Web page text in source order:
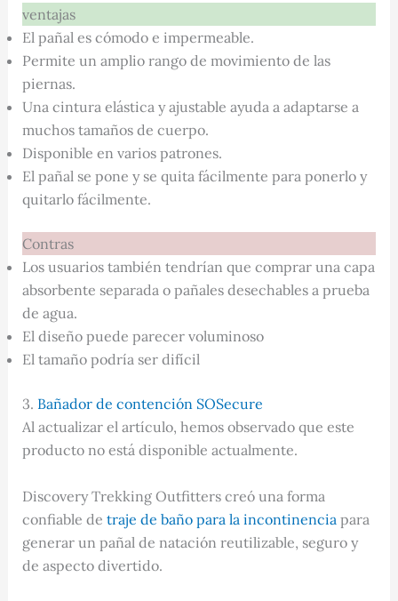
ventajas
El pañal es cómodo e impermeable.
Permite un amplio rango de movimiento de las
piernas.
Una cintura elástica y ajustable ayuda a adaptarse a
muchos tamaños de cuerpo.
Disponible en varios patrones.
El pañal se pone y se quita fácilmente para ponerlo y
quitarlo fácilmente.
Contras
Los usuarios también tendrían que comprar una capa
absorbente separada o pañales desechables a prueba
de agua.
El diseño puede parecer voluminoso
El tamaño podría ser difícil
3. Bañador de contención SOSecure
Al actualizar el artículo, hemos observado que este
producto no está disponible actualmente.
Discovery Trekking Outfitters creó una forma
confiable de traje de baño para la incontinencia para
generar un pañal de natación reutilizable, seguro y
de aspecto divertido.